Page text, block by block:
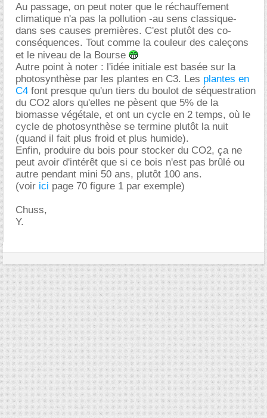
Au passage, on peut noter que le réchauffement
climatique n'a pas la pollution -au sens classique-
dans ses causes premières. C'est plutôt des co-
conséquences. Tout comme la couleur des caleçons
et le niveau de la Bourse
Autre point à noter : l'idée initiale est basée sur la
photosynthèse par les plantes en C3. Les plantes en
C4 font presque qu'un tiers du boulot de séquestration
du CO2 alors qu'elles ne pèsent que 5% de la
biomasse végétale, et ont un cycle en 2 temps, où le
cycle de photosynthèse se termine plutôt la nuit
(quand il fait plus froid et plus humide).
Enfin, produire du bois pour stocker du CO2, ça ne
peut avoir d'intérêt que si ce bois n'est pas brûlé ou
autre pendant mini 50 ans, plutôt 100 ans.
(voir ici page 70 figure 1 par exemple)
Chuss,
Y.